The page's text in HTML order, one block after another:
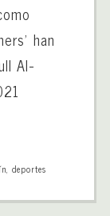
han
Al-
, deportes